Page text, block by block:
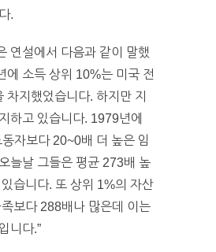
.
연설에서 다음과 같이 말했
에 소득 상위 10%는 미국 전
차지했었습니다. 하지만 지
하고 있습니다. 1979년에
자보다 20~0배 더 높은 임
늘날 그들은 평균 273배 높
습니다. 또 상위 1%의 자산
보다 288배나 많은데 이는
니다.”